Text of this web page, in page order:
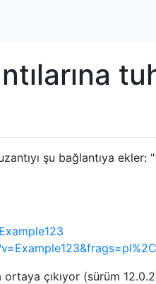
şu bağlantıya ekler: "
çıkıyor (sürüm